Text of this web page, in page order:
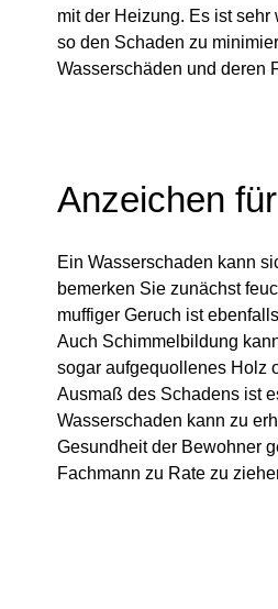
mit der Heizung. Es ist
so den Schaden zu
Wasserschäden und deren
Anzeichen
Ein Wasserschaden kann
bemerken Sie zunächst
muffiger Geruch ist
Auch Schimmelbildung
sogar aufgequollenes Holz
Ausmaß des Schadens ist
Wasserschaden kann zu
Gesundheit der Bewohner
Fachmann zu Rate zu